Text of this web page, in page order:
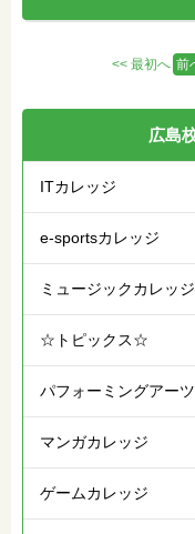
<< 最初へ 前
広島
ITカレッジ
e-sportsカレッジ
ミュージックカレッジ
☆トピックス☆
パフォーミングアー
マンガカレッジ
ゲームカレッジ